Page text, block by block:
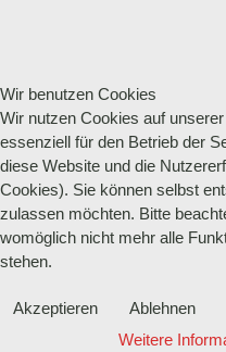
Wir benutzen Cookies
Wir nutzen Cookies auf
essenziell für den Betrieb der
diese Website und die
Cookies). Sie können selbst
zulassen möchten. Bitte
womöglich nicht mehr alle
stehen.
Akzeptieren
Ablehnen
Weitere